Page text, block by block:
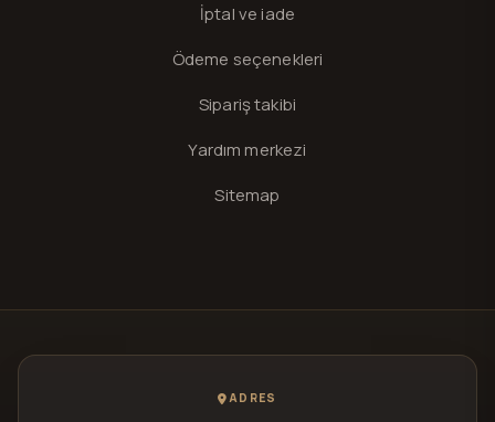
İptal ve iade
Ödeme seçenekleri
Sipariş takibi
Yardım merkezi
Sitemap
ADRES